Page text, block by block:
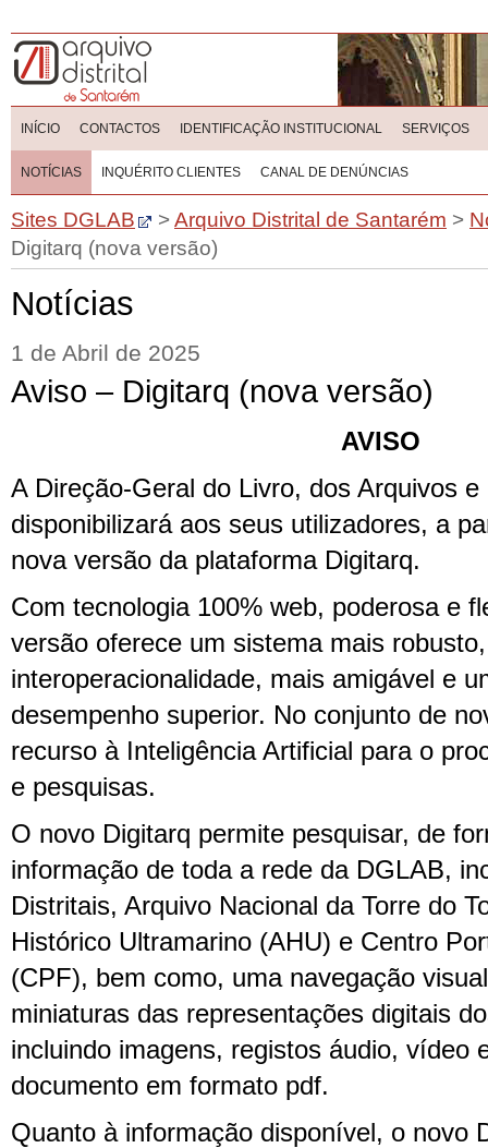
INÍCIO CONTACTOS IDENTIFICAÇÃO INSTITUCIONAL SERVIÇOS
NOTÍCIAS INQUÉRITO CLIENTES CANAL DE DENÚNCIAS
Sites DGLAB >Arquivo Distrital de Santarém >
Digitarq (nova versão)
Notícias
1 de Abril de 2025
Aviso – Digitarq (nova versão)
AVISO
A Direção-Geral do Livro, dos Arquivos
disponibilizará aos seus utilizadores, a
nova versão da plataforma Digitarq.
Com tecnologia 100% web, poderosa e
versão oferece um sistema mais
interoperacionalidade, mais amigável e
desempenho superior. No conjunto de
recurso à Inteligência Artificial para o
e pesquisas.
O novo Digitarq permite pesquisar, de
informação de toda a rede da DGLAB,
Distritais, Arquivo Nacional da Torre do
Histórico Ultramarino (AHU) e Centro
(CPF), bem como, uma navegação
miniaturas das representações digitais
incluindo imagens, registos áudio, vídeo
documento em formato pdf.
Quanto à informação disponível, o novo